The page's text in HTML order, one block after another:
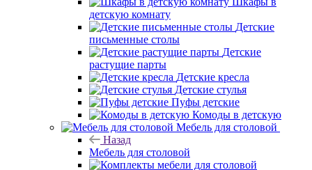
детскую комнату
Детские
письменные столы
Детские
растущие парты
Детские кресла
Детские стулья
Пуфы детские
Комоды в детскую
Мебель для столовой
Назад
Мебель для столовой